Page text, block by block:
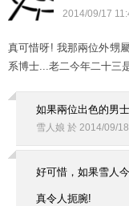
2014/09/17 11:
真可惜呀! 我那兩位外甥
系博士...老二今年二十三
如果兩位出色的男
雪人娘 於 2014/09/18
好可惜，如果雪人
真令人扼腕!